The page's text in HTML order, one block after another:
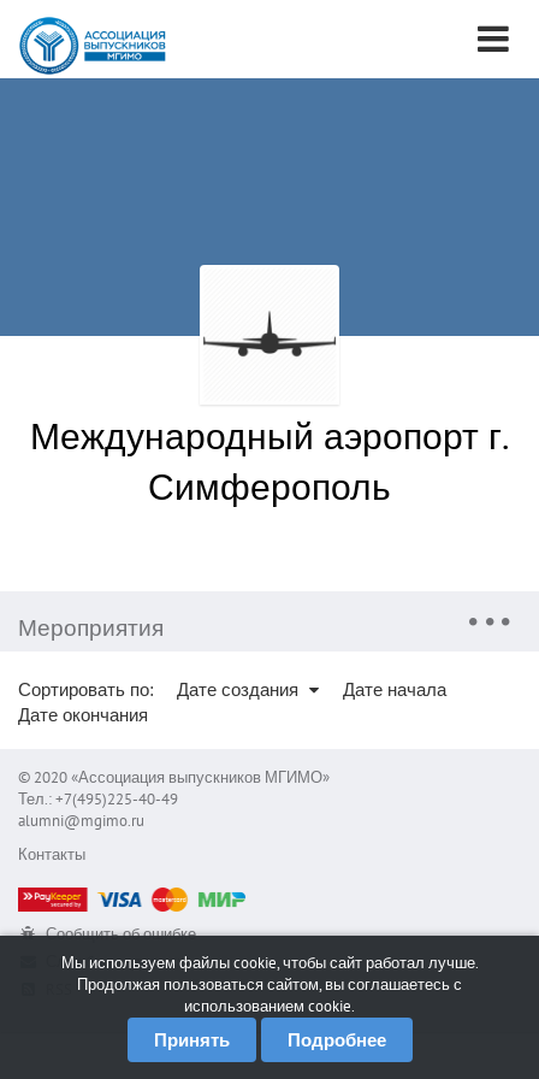
Международный аэропорт г.
Симферополь
Мероприятия
Сортировать по: Дате создания
Дате начала
Дате окончания
© 2020 «Ассоциация выпускников МГИМО»
Тел.: +7(495)225-40-49
alumni@mgimo.ru
Контакты
Сообщить об ошибке
Служба поддержки
Мы используем файлы cookie, чтобы сайт работал лучше.
Продолжая пользоваться сайтом, вы соглашаетесь с
использованием cookie.
Принять Подробнее